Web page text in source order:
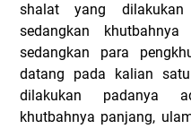
shalat yang
sedangkan
sedangkan para
datang pada kalian
dilakukan padanya
khutbahnya panjang,